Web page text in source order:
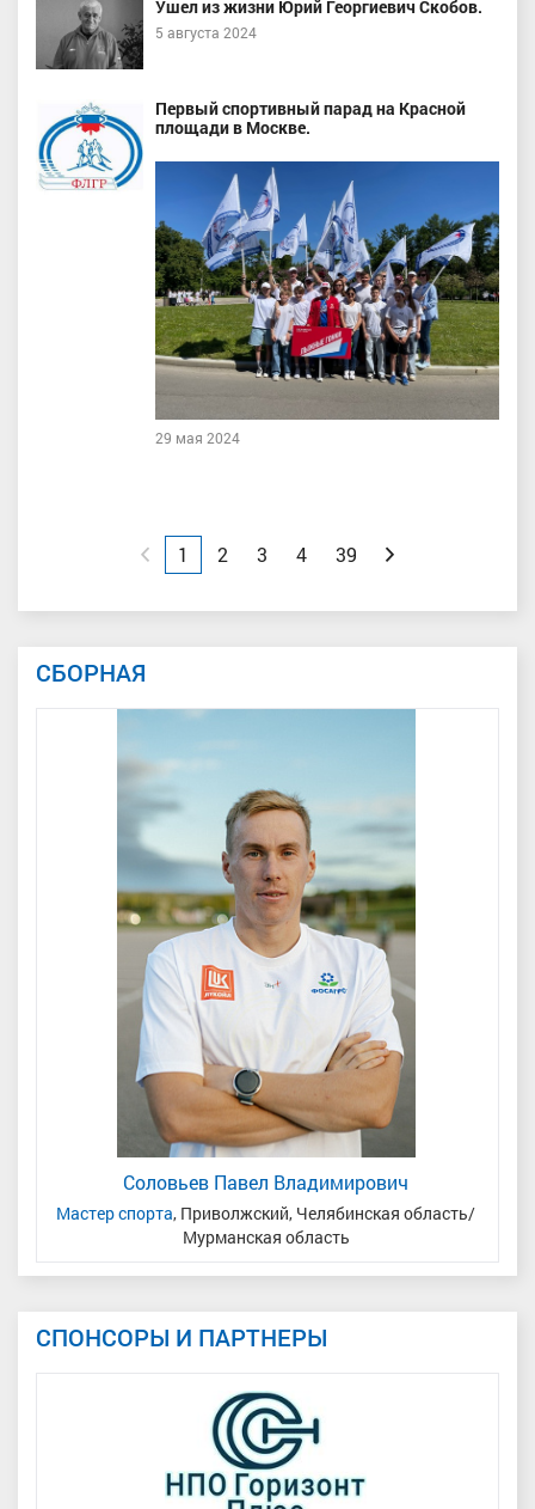
Ушел из жизни Юрий Георгиевич Скобов.
5 августа 2024
Первый спортивный парад на Красной
площади в Москве.
29 мая 2024
1 2 3 4 39 Вперед
СБОРНАЯ
Соловьев Павел Владимирович
Мастер спорта, Приволжский, Челябинская область/
Мурманская область
СПОНСОРЫ И ПАРТНЕРЫ